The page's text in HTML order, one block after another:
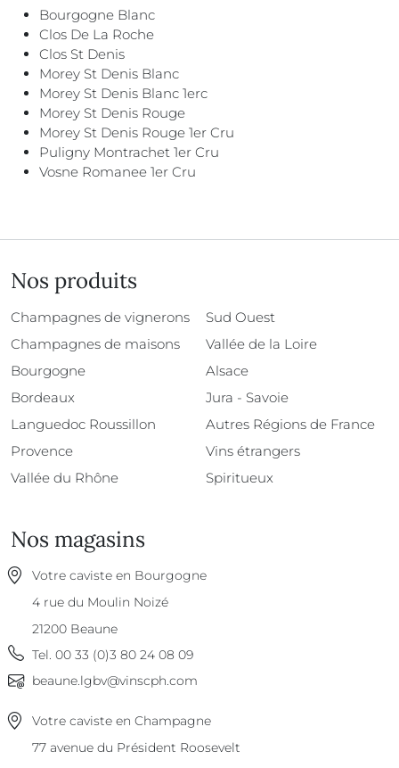
Bourgogne Blanc
Clos De La Roche
Clos St Denis
Morey St Denis Blanc
Morey St Denis Blanc 1erc
Morey St Denis Rouge
Morey St Denis Rouge 1er Cru
Puligny Montrachet 1er Cru
Vosne Romanee 1er Cru
Nos produits
Champagnes de vignerons
Champagnes de maisons
Bourgogne
Bordeaux
Languedoc Roussillon
Provence
Vallée du Rhône
Sud Ouest
Vallée de la Loire
Alsace
Jura - Savoie
Autres Régions de France
Vins étrangers
Spiritueux
Nos magasins
Votre caviste en Bourgogne
4 rue du Moulin Noizé
21200 Beaune
Tel. 00 33 (0)3 80 24 08 09
beaune.lgbv@vinscph.com
Votre caviste en Champagne
77 avenue du Président Roosevelt